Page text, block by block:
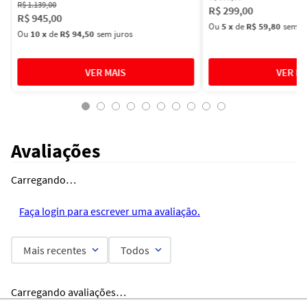
R$1.139,00
R$945,00
Ou 10xdeR$ 94,50 sem juros
R$299,00
Ou5xdeR$ 59,80 sem
Avaliações
Carregando…
Faça login para escrever uma avaliação.
Mais recentes Todos
Carregando avaliações…